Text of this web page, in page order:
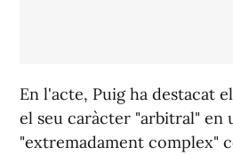
En l'acte, Puig ha destacat
el seu caràcter "arbitral" en
"extremadament complex"